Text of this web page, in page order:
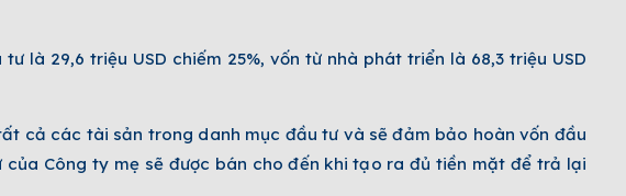
là 29,6 triệu USD chiếm 25%, vốn từ nhà phát triển là 68,3 triệu USD
cả các tài sản trong danh mục đầu tư và sẽ đảm bảo hoàn vốn đầu
Công ty mẹ sẽ được bán cho đến khi tạo ra đủ tiền mặt để trả lại